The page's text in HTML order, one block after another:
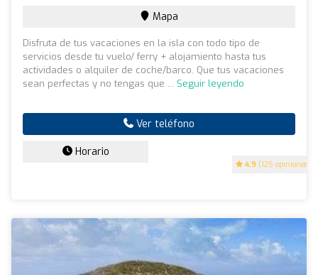
4.9 (125 opiniones)
Mapa
Disfruta de tus vacaciones en la isla con todo tipo de
servicios desde tu vuelo/ ferry + alojamiento hasta tus
actividades o alquiler de coche/barco. Que tus vacaciones
sean perfectas y no tengas que ... Seguir leyendo
Ver teléfono
Horario